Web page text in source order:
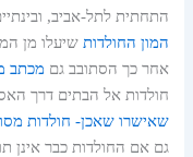
התחתית לתל-אביב,
המון החולדות שיעלו מן
אחר כך הסתובב גם מכתב
חולדות אל הבתים דרך
שאישרו שאכן- חולדות
גם אם החולדות כבר אינן